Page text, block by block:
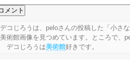
デコじろうは、peloさんの投稿した「小さ
美術館画像を見つめています。ところで、
デコじろうは美術館好きです。